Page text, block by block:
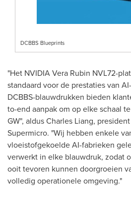
DCBBS Blueprints
"Het NVIDIA Vera Rubin NVL72-
standaard voor de prestaties van
DCBBS-blauwdrukken bieden
to-end aanpak om op elke schaal
GW", aldus Charles Liang,
Supermicro. "Wij hebben enkele
vloeistofgekoelde AI-fabrieken
verwerkt in elke blauwdruk, zodat
ooit tevoren kunnen doorgroeien
volledig operationele omgeving."